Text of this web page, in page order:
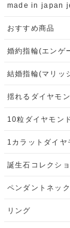
made in japan
おすすめ商品
婚約指輪(エンゲ
結婚指輪(マリッ
揺れるダイヤモ
10粒ダイヤモン
1カラットダイヤ
誕生石コレクシ
ペンダントネッ
リング